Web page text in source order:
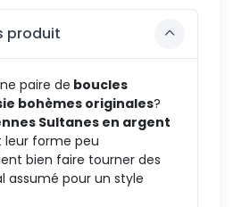
produit
paire de boucles
bohèmes originales?
Sultanes en argent
forme peu
bien faire tourner des
assumé pour un style